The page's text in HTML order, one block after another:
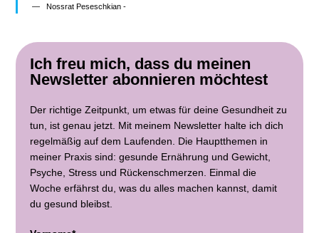
Nossrat Peseschkian -
Ich freu mich, dass du meinen
Newsletter abonnieren möchtest
Der richtige Zeitpunkt, um etwas für deine Gesundheit zu
tun, ist genau jetzt. Mit meinem Newsletter halte ich dich
regelmäßig auf dem Laufenden. Die Hauptthemen in
meiner Praxis sind: gesunde Ernährung und Gewicht,
Psyche, Stress und Rückenschmerzen. Einmal die
Woche erfährst du, was du alles machen kannst, damit
du gesund bleibst.